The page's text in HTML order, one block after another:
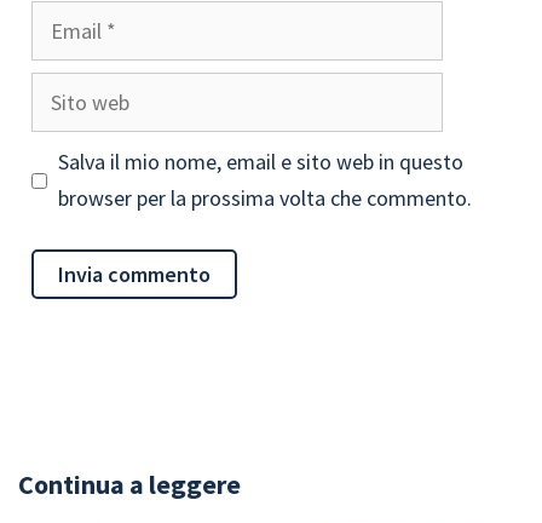
Email
Sito
web
Salva il mio nome, email e sito web in questo
browser per la prossima volta che commento.
Continua a leggere